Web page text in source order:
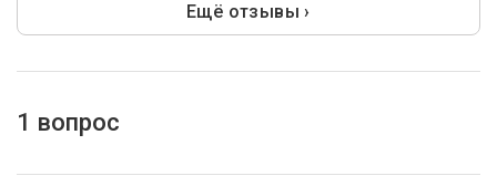
Ещё отзывы ›
1 вопрос